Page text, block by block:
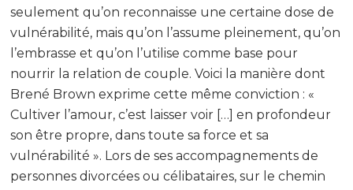
seulement qu’on reconnaisse une certaine dose de
vulnérabilité, mais qu’on l’assume pleinement, qu’on
l’embrasse et qu’on l’utilise comme base pour
nourrir la relation de couple. Voici la manière dont
Brené Brown exprime cette même conviction : «
Cultiver l’amour, c’est laisser voir […] en profondeur
son être propre, dans toute sa force et sa
vulnérabilité ». Lors de ses accompagnements de
personnes divorcées ou célibataires, sur le chemin